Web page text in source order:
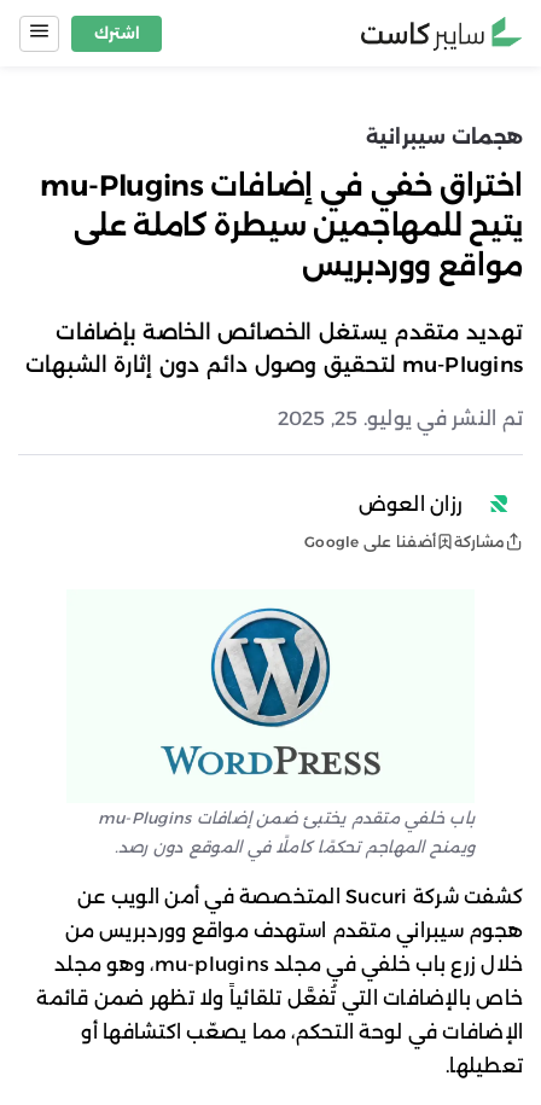
Skip
اشترك
هجمات سيبرانية
اختراق خفي في إضافات mu-Plugins
يتيح للمهاجمين سيطرة كاملة على
مواقع ووردبريس
تهديد متقدم يستغل الخصائص الخاصة بإضافات
mu-Plugins لتحقيق وصول دائم دون إثارة الشبهات
تم النشر في يوليو. 25, 2025
رزان العوض
مشاركة أضفنا على Google
باب خلفي متقدم يختبئ ضمن إضافات mu-Plugins
ويمنح المهاجم تحكمًا كاملًا في الموقع دون رصد.
كشفت شركة Sucuri المتخصصة في أمن الويب عن
هجوم سيبراني متقدم استهدف مواقع ووردبريس من
خلال زرع باب خلفي في مجلد mu-plugins، وهو مجلد
خاص بالإضافات التي تُفعَّل تلقائياً ولا تظهر ضمن قائمة
الإضافات في لوحة التحكم، مما يصعّب اكتشافها أو
تعطيلها.